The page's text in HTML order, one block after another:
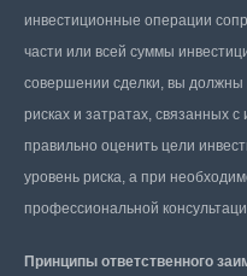
инвестиционные операции
части или всей суммы
совершении сделки, вы
рисках и затратах, связанных
правильно оценить цели
уровень риска, а при
профессиональной
Принципы ответственного